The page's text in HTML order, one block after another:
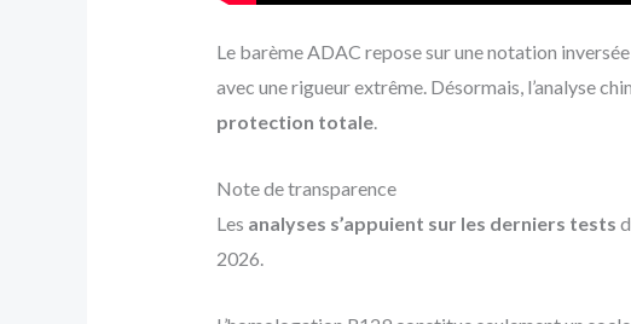
Le barème ADAC repose sur une notation
avec une rigueur extrême. Désormais, l’analyse
protection totale.
Note de transparence
Les analyses s’appuient sur les derniers tests
2026.